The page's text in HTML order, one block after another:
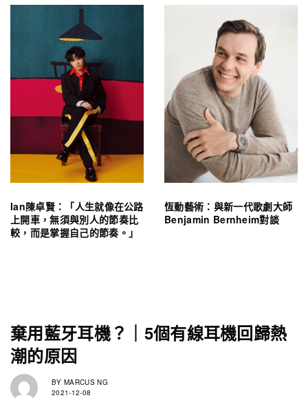
Ian陳卓賢：「人生就像在公路
上開車，無須與別人的節奏比
較，而是掌握自己的節奏。」
恆動藝術：與新一代歌劇大師
Benjamin Bernheim對談
棄用藍牙耳機？｜5個有線耳機回歸熱
潮的原因
BY MARCUS NG
2021-12-08